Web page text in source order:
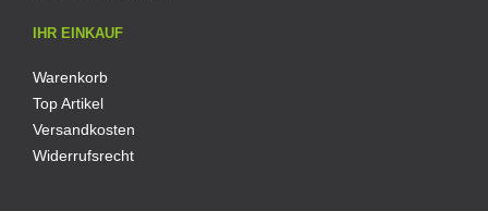
IHR EINKAUF
Warenkorb
Top Artikel
Versandkosten
Widerrufsrecht